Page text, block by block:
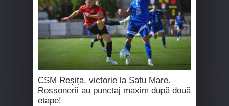
CSM Reșița, victorie la Satu Mare.
Rossonerii au punctaj maxim după două
etape!